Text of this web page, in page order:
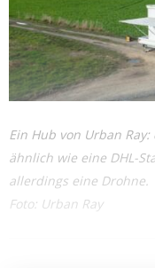
Ein Hub von Urban
ähnlich wie eine DHL-
allerdings eine Drohne.
Foto: Urban Ray